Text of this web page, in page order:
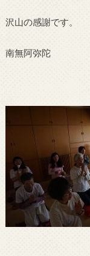
沢山の感謝です。
南無阿弥陀